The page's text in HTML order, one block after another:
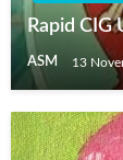
Rapid
ASM 13